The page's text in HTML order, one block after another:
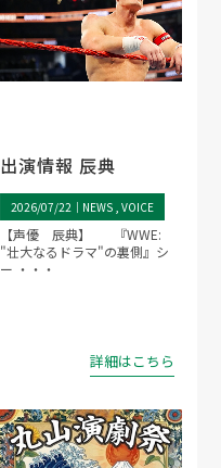
出演情報 辰典
2026/07/22｜ NEWS VOICE
【声優 辰典】 『WWE:
"壮大なるドラマ"の裏側』シ
ー ・・・
詳細はこちら